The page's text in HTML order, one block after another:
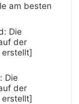
am besten
Die
der
erstellt]